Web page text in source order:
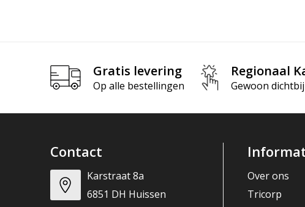
Gratis levering
Op alle bestellingen
Regionaal
Gewoon
Contact
Karstraat 8a
6851 DH Huissen
Over ons
Tricorp